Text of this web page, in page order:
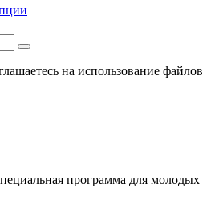
на использование файлов
программа для молодых